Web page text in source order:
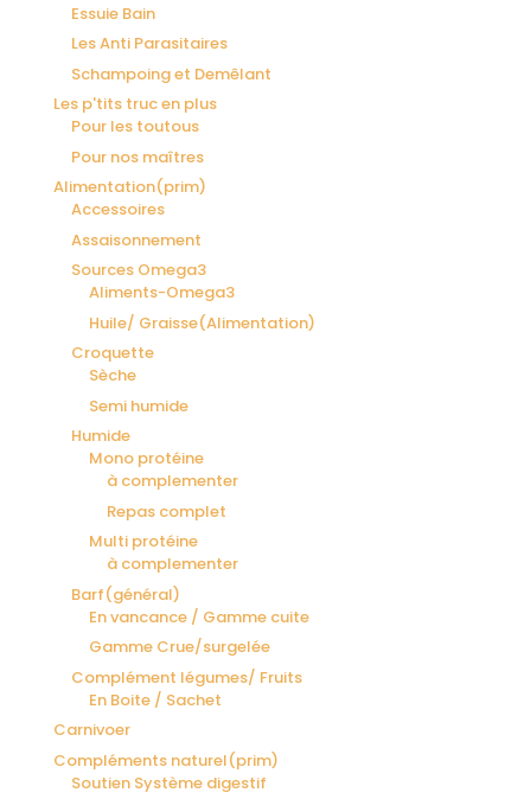
Essuie Bain
Les Anti Parasitaires
Schampoing et Demêlant
Les p'tits truc en plus
Pour les toutous
Pour nos maîtres
Alimentation(prim)
Accessoires
Assaisonnement
Sources Omega3
Aliments-Omega3
Huile/ Graisse(Alimentation)
Croquette
Sèche
Semi humide
Humide
Mono protéine
à complementer
Repas complet
Multi protéine
à complementer
Barf(général)
En vancance / Gamme cuite
Gamme Crue/surgelée
Complément légumes/ Fruits
En Boite / Sachet
Carnivoer
Compléments naturel(prim)
Soutien Système digestif